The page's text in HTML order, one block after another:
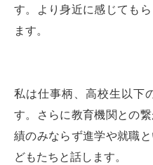
す。より身近に感じても
ます。
私は仕事柄、高校生以下
す。さらに教育機関との
績のみならず進学や就職
どもたちと話します。